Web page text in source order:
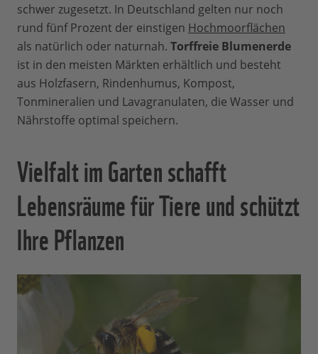
schwer zugesetzt. In Deutschland gelten nur noch
rund fünf Prozent der einstigen Hochmoorflächen
als natürlich oder naturnah. Torffreie Blumenerde
ist in den meisten Märkten erhältlich und besteht
aus Holzfasern, Rindenhumus, Kompost,
Tonmineralien und Lavagranulaten, die Wasser und
Nährstoffe optimal speichern.
Vielfalt im Garten schafft
Lebensräume für Tiere und schützt
Ihre Pflanzen